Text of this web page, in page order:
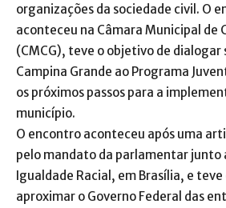
organizações da sociedade civil. O
aconteceu na Câmara Municipal de
(CMCG), teve o objetivo de dialogar
Campina Grande ao Programa
os próximos passos para a
município.
O encontro aconteceu após uma
pelo mandato da parlamentar junto
Igualdade Racial, em Brasília, e
aproximar o Governo Federal das